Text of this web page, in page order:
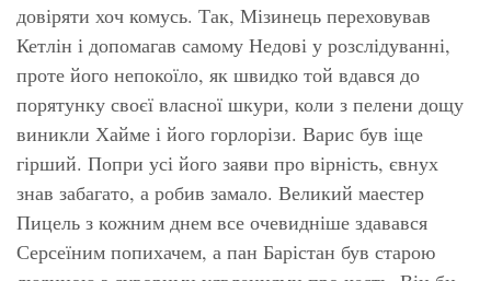
довіряти хоч комусь. Так, Мізинець переховував
Кетлін і допомагав самому Недові у розслідуванні,
проте його непокоїло, як швидко той вдався до
порятунку своєї власної шкури, коли з пелени дощу
виникли Хайме і його горлорізи. Варис був іще
гірший. Попри усі його заяви про вірність, євнух
знав забагато, а робив замало. Великий маестер
Пицель з кожним днем все очевидніше здавався
Серсеїним попихачем, а пан Барістан був старою